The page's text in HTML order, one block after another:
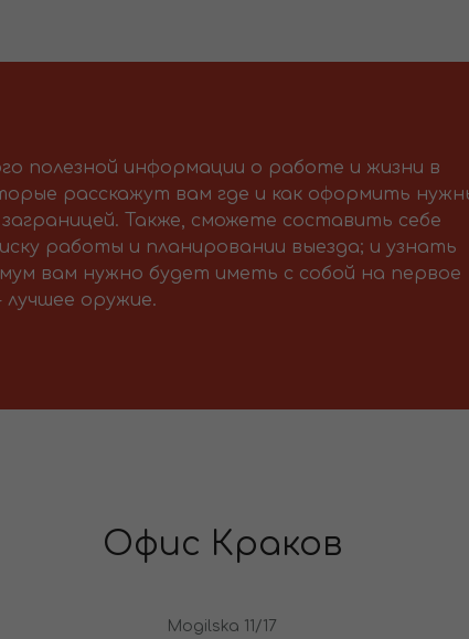
полезной информации о работе и жизни в
расскажут вам где и как оформить
Также, сможете составить себе
работы и планировании выезда; и узнать
вам нужно будет иметь с собой на первое
лучшее оружие.
Офис Краков
Mogilska 11/17